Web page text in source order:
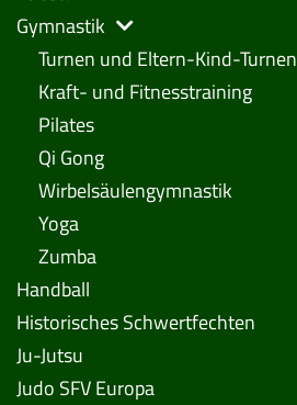
Gymnastik
Turnen und Eltern-Kind-Turnen
Kraft- und Fitnesstraining
Pilates
Qi Gong
Wirbelsäulengymnastik
Yoga
Zumba
Handball
Historisches Schwertfechten
Ju-Jutsu
Judo SFV Europa